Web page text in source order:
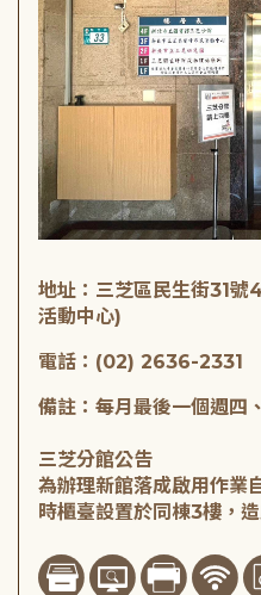
地址：三芝區民生街31號
活動中心)
電話：(02) 2636-2331
備註：每月最後一個週四
三芝分館公告
為辦理新館落成啟用作業
時櫃臺設置於同棟3樓，